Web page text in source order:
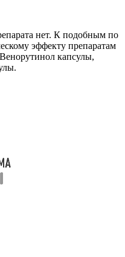
нет. К подобным по
эффекту препаратам
капсулы,